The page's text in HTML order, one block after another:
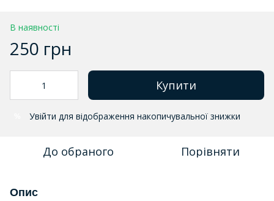
В наявності
250 грн
Купити
Увійти для відображення накопичувальної знижки
До обраного Порівняти
Опис